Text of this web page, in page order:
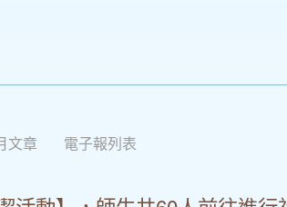
文章 電子報列表